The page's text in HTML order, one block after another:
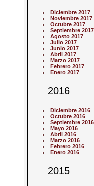
Diciembre 2017
Noviembre 2017
Octubre 2017
Septiembre 2017
Agosto 2017
Julio 2017
Junio 2017
Abril 2017
Marzo 2017
Febrero 2017
Enero 2017
2016
Diciembre 2016
Octubre 2016
Septiembre 2016
Mayo 2016
Abril 2016
Marzo 2016
Febrero 2016
Enero 2016
2015